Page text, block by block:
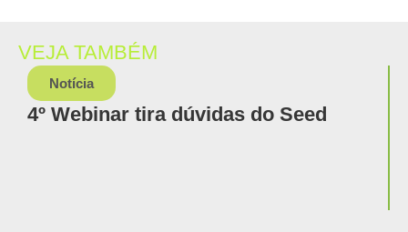
VEJA TAMBÉM
Notícia
4º Webinar tira dúvidas do Seed